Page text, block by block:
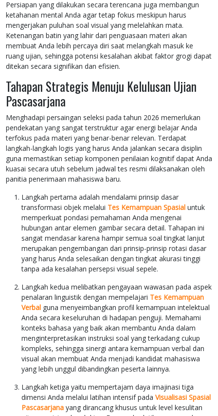
Persiapan yang dilakukan secara terencana juga membangun
ketahanan mental Anda agar tetap fokus meskipun harus
mengerjakan puluhan soal visual yang melelahkan mata.
Ketenangan batin yang lahir dari penguasaan materi akan
membuat Anda lebih percaya diri saat melangkah masuk ke
ruang ujian, sehingga potensi kesalahan akibat faktor grogi dapat
ditekan secara signifikan dan efisien.
Tahapan Strategis Menuju Kelulusan Ujian
Pascasarjana
Menghadapi persaingan seleksi pada tahun 2026 memerlukan
pendekatan yang sangat terstruktur agar energi belajar Anda
terfokus pada materi yang benar-benar relevan. Terdapat
langkah-langkah logis yang harus Anda jalankan secara disiplin
guna memastikan setiap komponen penilaian kognitif dapat Anda
kuasai secara utuh sebelum jadwal tes resmi dilaksanakan oleh
panitia penerimaan mahasiswa baru.
Langkah pertama adalah mendalami prinsip dasar
transformasi objek melalui Tes Kemampuan Spasial untuk
memperkuat pondasi pemahaman Anda mengenai
hubungan antar elemen gambar secara detail. Tahapan ini
sangat mendasar karena hampir semua soal tingkat lanjut
merupakan pengembangan dari prinsip-prinsip rotasi dasar
yang harus Anda selesaikan dengan tingkat akurasi tinggi
tanpa ada kesalahan persepsi visual sepele.
Langkah kedua melibatkan pengayaan wawasan pada aspek
penalaran linguistik dengan mempelajari Tes Kemampuan
Verbal guna menyeimbangkan profil kemampuan intelektual
Anda secara keseluruhan di hadapan penguji. Memahami
konteks bahasa yang baik akan membantu Anda dalam
menginterpretasikan instruksi soal yang terkadang cukup
kompleks, sehingga sinergi antara kemampuan verbal dan
visual akan membuat Anda menjadi kandidat mahasiswa
yang lebih unggul dibandingkan peserta lainnya.
Langkah ketiga yaitu mempertajam daya imajinasi tiga
dimensi Anda melalui latihan intensif pada Visualisasi Spasial
Pascasarjana yang dirancang khusus untuk level kesulitan